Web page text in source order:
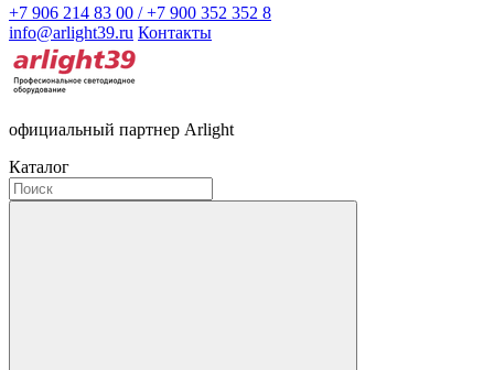
+7 906 214 83 00 / +7 900 352 352 8
info@arlight39.ru Контакты
официальный партнер Arlight
Каталог